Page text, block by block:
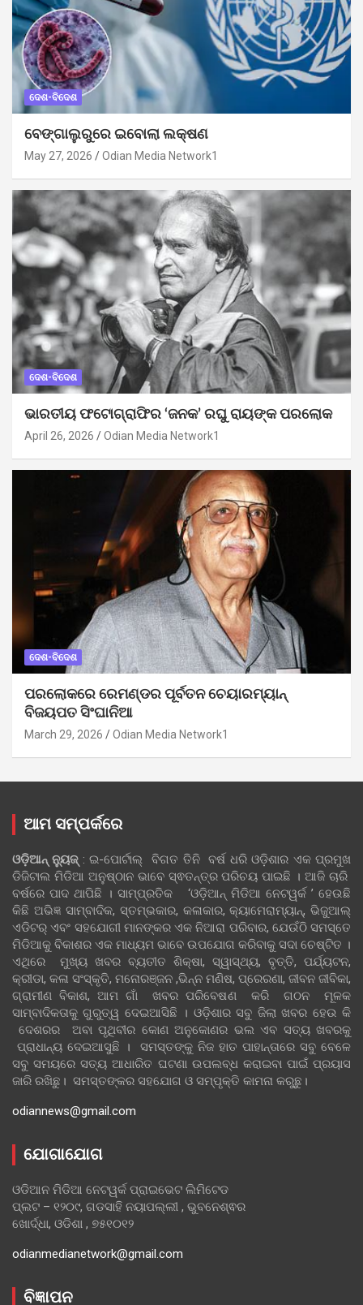
ଦେଶ-ବିଦେଶ
ବେଙ୍ଗାଲୁରୁରେ ଇବୋଲା ଲକ୍ଷଣ
May 27, 2026 Odian Media Network1
ଦେଶ-ବିଦେଶ
ଭାରତୀୟ ଫଟୋଗ୍ରାଫିର ‘ଜନକ’ ରଘୁ ରାୟଙ୍କ ପରଲୋକ
April 26, 2026 Odian Media Network1
ଦେଶ-ବିଦେଶ
ପରଲୋକରେ ରେମଣ୍ଡର ପୂର୍ବତନ ଚେୟାରମ୍ୟାନ୍
ବିଜୟପତ ସିଂଘାନିଆ
March 29, 2026 Odian Media Network1
ଆମ ସମ୍ପର୍କରେ
ଓଡ଼ିଆନ୍‍ ନ୍ୟୁଜ୍‍: ଇ-ପୋର୍ଟାଲ୍ ବିଗତ ତିନି ବର୍ଷ ଧରି ଓଡ଼ିଶାର ଏକ ପ୍ରମୁଖ
ଡିଜିଟାଲ ମିଡିଆ ଅନୁଷ୍ଠାନ ଭାବେ ସ୍ଵତନ୍ତ୍ର ପରିଚୟ ପାଇଛି । ଆଜି ଚାରି
ବର୍ଷରେ ପାଦ ଥାପିଛି । ସାମ୍ପ୍ରତିକ ‘ଓଡ଼ିଆନ୍‍ ମିଡିଆ ନେଟୱର୍କ ’ ହେଉଛି
କିଛି ଅଭିଜ୍ଞ ସାମ୍ବାଦିକ, ସ୍ତମ୍ଭକାର, କଳାକାର, କ୍ୟାମେରାମ୍ୟାନ୍, ଭିଜୁଆଲ୍
ଏଡିଟର୍ ଏବଂ ସହଯୋଗୀ ମାନଙ୍କର ଏକ ନିଆରା ପରିବାର, ଯେଉଁଠି ସମସ୍ତେ
ମିଡିଆକୁ ବିକାଶର ଏକ ମାଧ୍ୟମ ଭାବେ ଉପଯୋଗ କରିବାକୁ ସଦା ଚେଷ୍ଟିତ ।
ଏଥିରେ ମୁଖ୍ୟ ଖବର ବ୍ୟତୀତ ଶିକ୍ଷା, ସ୍ୱାସ୍ଥ୍ୟ, ବୃତ୍ତି, ପର୍ଯ୍ୟଟନ,
କ୍ରୀଡା, କଳା ସଂସ୍କୃତି, ମନୋରଞ୍ଜନ ,ଭିନ୍ନ ମଣିଷ, ପ୍ରେରଣା, ଜୀବନ ଜୀବିକା,
ଗ୍ରାମୀଣ ବିକାଶ, ଆମ ଗାଁ ଖବର ପରିବେଷଣ କରି ଗଠନ ମୂଳକ
ସାମ୍ବାଦିକତାକୁ ଗୁରୁତ୍ୱ ଦେଇଆସିଛି । ଓଡ଼ିଶାର ସବୁ ଜିଲା ଖବର ହେଉ କି
ଦେଶରର ଅବା ପୃଥିବୀର କୋଣ ଅନୁକୋଣର ଭଲ ଏବ ସତ୍ୟ ଖବରକୁ
ପ୍ରାଧାନ୍ୟ ଦେଇଆସୁଛି । ସମସ୍ତଙ୍କୁ ନିଜ ହାତ ପାହାନ୍ତାରେ ସବୁ ବେଳେ
ସବୁ ସମୟରେ ସତ୍ୟ ଆଧାରିତ ଘଟଣା ଉପଲବ୍ଧ କରାଇବା ପାଇଁ ପ୍ରୟାସ
ଜାରି ରଖିଛୁ। ସମସ୍ତଙ୍କର ସହଯୋଗ ଓ ସମ୍ପୃକ୍ତି କାମନା କରୁଛୁ।
odiannews@gmail.com
ଯୋଗାଯୋଗ
ଓଡିଆନ ମିଡିଆ ନେଟୱର୍କ ପ୍ରାଇଭେଟ ଲିମିଟେଡ
ପ୍ଲଟ – ୧୨୦୯, ଗଡସାହି ନୟାପଲ୍ଲୀ , ଭୁବନେଶ୍ଵର
ଖୋର୍ଦ୍ଧା, ଓଡିଶା , ୭୫୧୦୧୨
odianmedianetwork@gmail.com
ବିଜ୍ଞାପନ